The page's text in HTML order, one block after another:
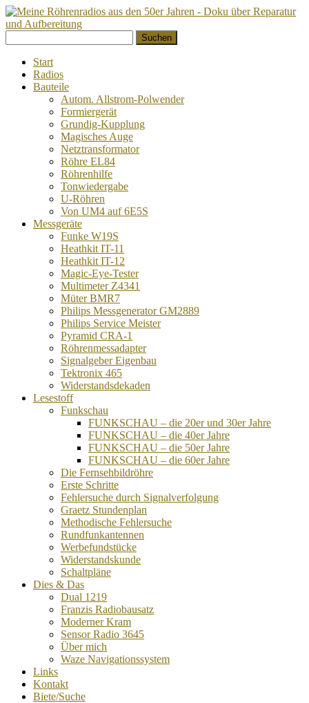
zum
Inhalt
nach:
Start
Radios
Bauteile
Autom. Allstrom-Polwender
Formiergerät
Grundig-Kupplung
Magisches Auge
Netztransformator
Röhre EL84
Röhrenhilfe
Tonwiedergabe
U-Röhren
Von UM4 auf 6E5S
Messgeräte
Funke W19S
Heathkit IT-11
Heathkit IT-12
Magic-Eye-Tester
Multimeter Z4341
Müter BMR7
Philips Messgenerator GM2889
Philips Service Meister
Pyramid CRA-1
Röhrenmessadapter
Signalgeber Eigenbau
Tektronix 465
Widerstandsdekaden
Lesestoff
Funkschau
FUNKSCHAU – die 20er und 30er Jahre
FUNKSCHAU – die 40er Jahre
FUNKSCHAU – die 50er Jahre
FUNKSCHAU – die 60er Jahre
Die Fernsehbildröhre
Erste Schritte
Fehlersuche durch Signalverfolgung
Graetz Stundenplan
Methodische Fehlersuche
Rundfunkantennen
Werbefundstücke
Widerstandskunde
Schaltpläne
Dies & Das
Dual 1219
Franzis Radiobausatz
Moderner Kram
Sensor Radio 3645
Über mich
Waze Navigationssystem
Links
Kontakt
Biete/Suche